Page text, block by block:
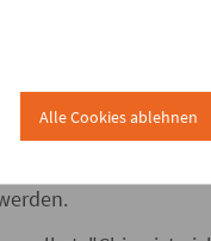
Volksrepublik und
Alle Cookies ablehnen